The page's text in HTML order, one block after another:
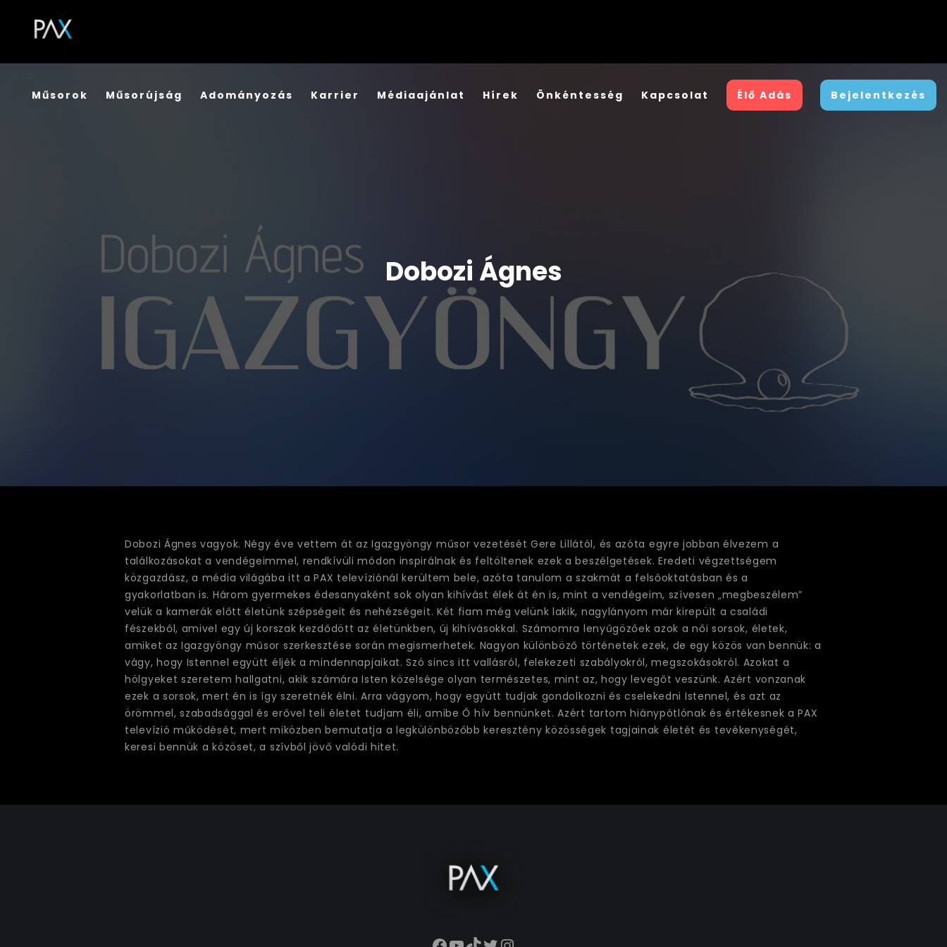
Műsorok Műsorújság Adományozás Karrier Médiaajánlat Hírek Önkéntesség Kapcsolat Élő Adás Bejelentkezés
Dobozi Ágnes
Dobozi Ágnes vagyok. Négy éve vettem át az Igazgyöngy műsor vezetését Gere Lillától, és azóta egyre jobban élvezem a
találkozásokat a vendégeimmel, rendkívüli módon inspirálnak és feltöltenek ezek a beszélgetések. Eredeti végzettségem
közgazdász, a média világába itt a PAX televíziónál kerültem bele, azóta tanulom a szakmát a felsőoktatásban és a
gyakorlatban is. Három gyermekes édesanyaként sok olyan kihívást élek át én is, mint a vendégeim, szívesen „megbeszélem”
velük a kamerák előtt életünk szépségeit és nehézségeit. Két fiam még velünk lakik, nagylányom már kirepült a családi
fészekből, amivel egy új korszak kezdődött az életünkben, új kihívásokkal. Számomra lenyűgözőek azok a női sorsok, életek,
amiket az Igazgyöngy műsor szerkesztése során megismerhetek. Nagyon különböző történetek ezek, de egy közös van bennük: a
vágy, hogy Istennel együtt éljék a mindennapjaikat. Szó sincs itt vallásról, felekezeti szabályokról, megszokásokról. Azokat a
hölgyeket szeretem hallgatni, akik számára Isten közelsége olyan természetes, mint az, hogy levegőt veszünk. Azért vonzanak
ezek a sorsok, mert én is így szeretnék élni. Arra vágyom, hogy együtt tudjak gondolkozni és cselekedni Istennel, és azt az
örömmel, szabadsággal és erővel teli életet tudjam éli, amibe Ő hív bennünket. Azért tartom hiánypótlónak és értékesnek a PAX
televízió működését, mert miközben bemutatja a legkülönbözőbb keresztény közösségek tagjainak életét és tevékenységét,
keresi bennük a közöset, a szívből jövő valódi hitet.